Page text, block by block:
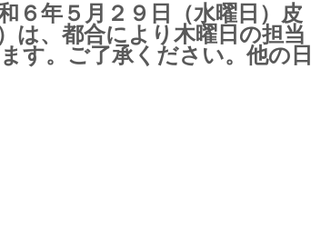
６年５月２９日（水曜日）皮
は、都合により木曜日の担当
す。ご了承ください。他の日